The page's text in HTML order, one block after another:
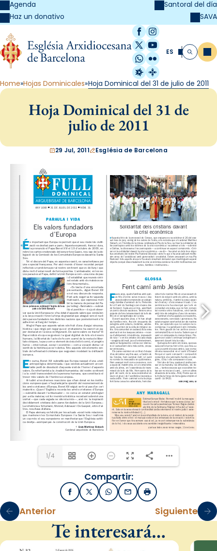
Agenda
Haz un donativo
Santoral del día
SAVA
Facebook
Instagram
X / Twitter
YouTube
WhatsApp
Flickr
Radio Estel
Catalunya
ES Buscar
Home Hojas Dominicales Hoja Dominical del 31 de julio de 2011
Hoja Dominical del 31 de
julio de 2011
29 Jul, 2011 Església de Barcelona
1/4
Compartir:
FacebookX / TwitterWhatsApp
EmailImprimir
Anterior Siguiente
Te interesará…